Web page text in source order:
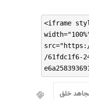
<iframe
/61fdc1f6-
خلق